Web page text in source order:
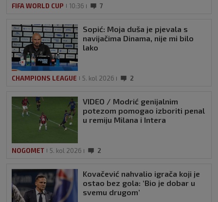
FIFA WORLD CUP 10:36 7
Sopić: Moja duša je pjevala s
navijačima Dinama, nije mi bilo
lako
CHAMPIONS LEAGUE 5. kol 2026 2
VIDEO / Modrić genijalnim
potezom pomogao izboriti penal
u remiju Milana i Intera
NOGOMET 5. kol 2026 2
Kovačević nahvalio igrača koji je
ostao bez gola: ‘Bio je dobar u
svemu drugom’